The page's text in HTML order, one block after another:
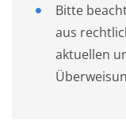
Bitte
aus
aktuellen